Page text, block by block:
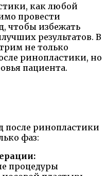
как любой
провести
чтобы избежать
результатов. В
не только
ринопластики, но
пациента.
после ринопластики
фаз:
процедуры